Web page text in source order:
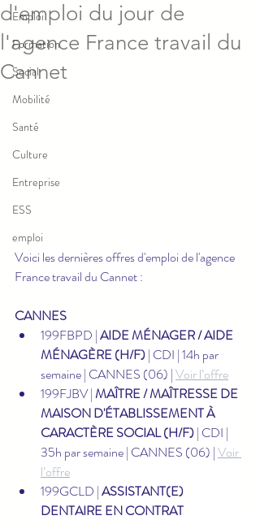
Emploi
Formation
Social
Mobilité
Santé
Culture
Entreprise
ESS
emploi
d'emploi du jour de
l'agence France travail du
Cannet
Voici les dernières offres d'emploi de l'agence
France travail du Cannet :
CANNES
199FBPD | AIDE MÉNAGER / AIDE
MÉNAGÈRE (H/F) | CDI | 14h par
semaine | CANNES (06) | Voir l’offre
199FJBV | MAÎTRE / MAÎTRESSE DE
MAISON D'ÉTABLISSEMENT À
CARACTÈRE SOCIAL (H/F) | CDI |
35h par semaine | CANNES (06) | Voir
l’offre
199GCLD | ASSISTANT(E)
DENTAIRE EN CONTRAT